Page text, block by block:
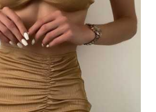
Vezi rapid
Adaugă În Coș